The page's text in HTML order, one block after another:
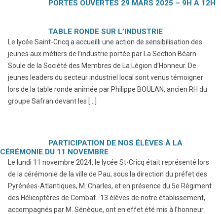
PORTES OUVERTES 29 MARS 2025 – 9H À 12H
TABLE RONDE SUR L’INDUSTRIE
Le lycée Saint-Cricq a accueilli une action de sensibilisation des
jeunes aux métiers de l’industrie portée par La Section Béarn-
Soule de la Société des Membres de La Légion d’Honneur. De
jeunes leaders du secteur industriel local sont venus témoigner
lors de la table ronde animée par Philippe BOULAN, ancien RH du
groupe Safran devant les […]
PARTICIPATION DE NOS ÉLÈVES À LA
CÉRÉMONIE DU 11 NOVEMBRE
Le lundi 11 novembre 2024, le lycée St-Cricq était représenté lors
de la cérémonie de la ville de Pau, sous la direction du préfet des
Pyrénées-Atlantiques, M. Charles, et en présence du 5e Régiment
des Hélicoptères de Combat. 13 élèves de notre établissement,
accompagnés par M. Sénèque, ont en effet été mis à l’honneur